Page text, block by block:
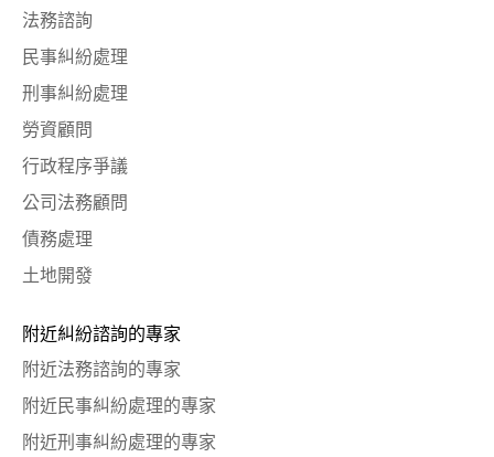
法務諮詢
民事糾紛處理
刑事糾紛處理
勞資顧問
行政程序爭議
公司法務顧問
債務處理
土地開發
附近糾紛諮詢的專家
附近法務諮詢的專家
附近民事糾紛處理的專家
附近刑事糾紛處理的專家